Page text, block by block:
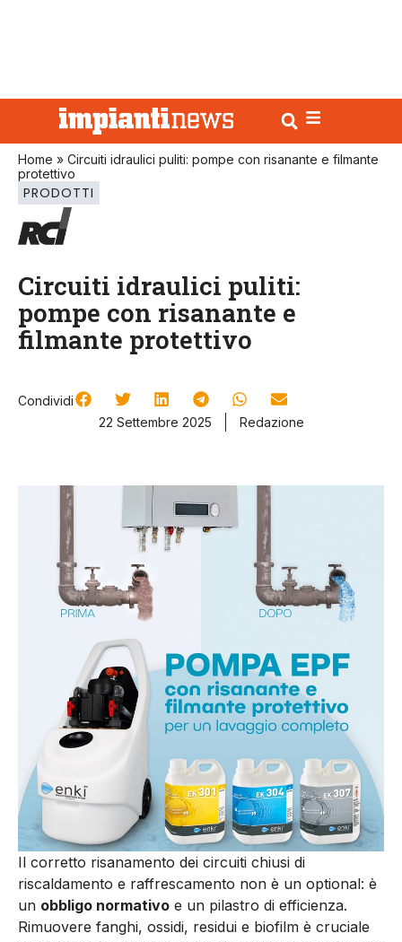
Home » Circuiti idraulici puliti: pompe con risanante e filmante
protettivo
PRODOTTI
Circuiti idraulici puliti:
pompe con risanante e
filmante protettivo
Condividi
22 Settembre 2025
Redazione
Il corretto risanamento dei circuiti chiusi di
riscaldamento e raffrescamento non è un optional: è
un obbligo normativo e un pilastro di efficienza.
Rimuovere fanghi, ossidi, residui e biofilm è cruciale